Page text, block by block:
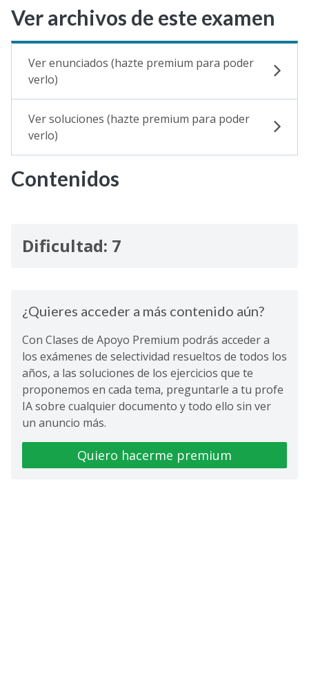
Ver archivos de este examen
Ver enunciados (hazte premium para poder
verlo)
Ver soluciones (hazte premium para poder
verlo)
Contenidos
Dificultad: 7
¿Quieres acceder a más contenido aún?
Con Clases de Apoyo Premium podrás acceder a
los exámenes de selectividad resueltos de todos los
años, a las soluciones de los ejercicios que te
proponemos en cada tema, preguntarle a tu profe
IA sobre cualquier documento y todo ello sin ver
un anuncio más.
Quiero hacerme premium